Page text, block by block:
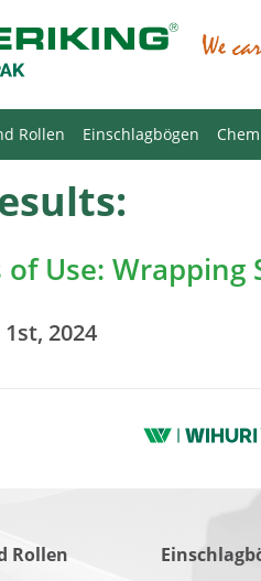
Rollen Einschlagbögen
Use: Wrapping
2024
Rollen